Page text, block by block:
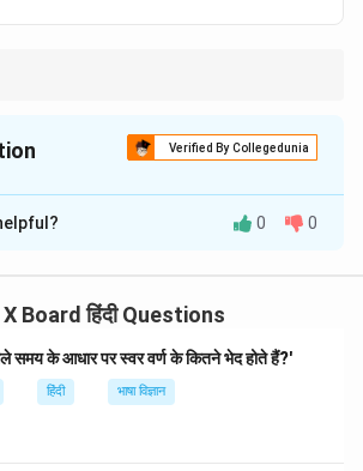
Verified By Collegedunia
isB
में आता है।
Solution in PDF
0 0
Board हिंदी Questions
समय के आधार पर स्वर वर्ण के कितने भेद होते हैं?'
हिंदी भाषा विज्ञान